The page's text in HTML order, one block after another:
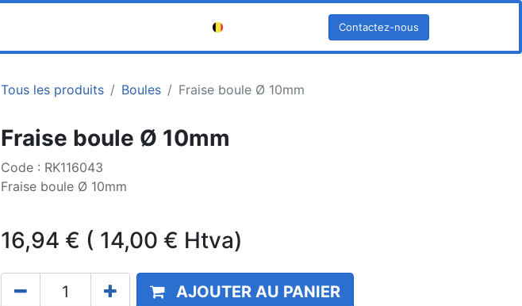
Contactez-nous
Tous les produits Boules Fraise boule Ø 10mm
Fraise boule Ø 10mm
Code : RK116043
Fraise boule Ø 10mm
16,94 € ( 14,00 € Htva)
AJOUTER AU PANIER